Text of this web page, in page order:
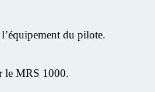
du pilote.
le MRS 1000.